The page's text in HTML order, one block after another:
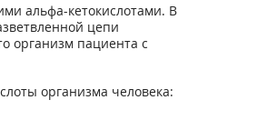
альфа-кетокислотами. В
цепи
организм пациента с
организма человека: